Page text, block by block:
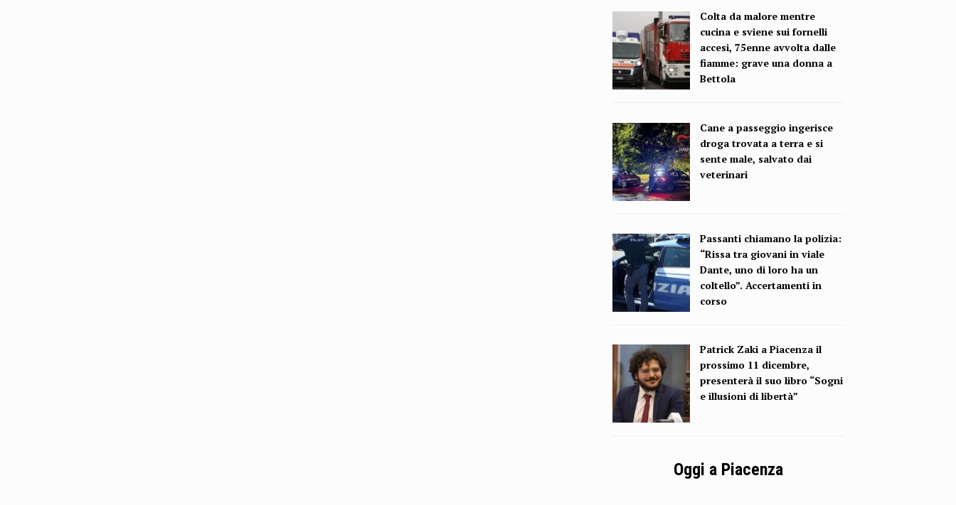
Colta da malore mentre
cucina e sviene sui fornelli
accesi, 75enne avvolta dalle
fiamme: grave una donna a
Bettola
Cane a passeggio ingerisce
droga trovata a terra e si
sente male, salvato dai
veterinari
Passanti chiamano la polizia:
“Rissa tra giovani in viale
Dante, uno di loro ha un
coltello”. Accertamenti in
corso
Patrick Zaki a Piacenza il
prossimo 11 dicembre,
presenterà il suo libro “Sogni
e illusioni di libertà”
Oggi a Piacenza